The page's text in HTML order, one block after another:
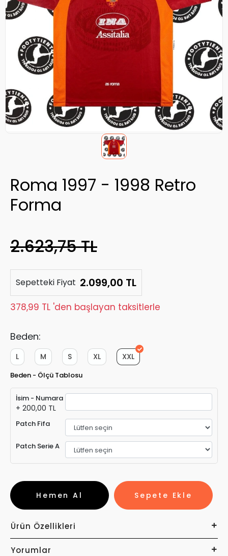
Roma 1997 - 1998 Retro
Forma
2.623,75 TL
Sepetteki Fiyat 2.099,00 TL
378,99 TL 'den başlayan taksitlerle
Beden:
XXL
XL
S
M
L
Beden - Ölçü Tablosu
İsim - Numara
+ 200,00 TL
Patch Fifa
Patch Serie A
Sepete Ekle
Hemen Al
Ürün Özellikleri
Yorumlar